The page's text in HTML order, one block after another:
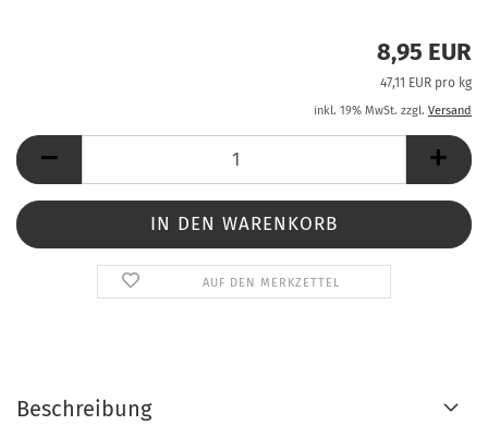
8,95 EUR
47,11 EUR pro kg
inkl. 19% MwSt. zzgl. Versand
AUF DEN MERKZETTEL
Beschreibung